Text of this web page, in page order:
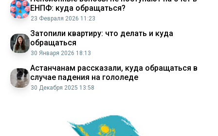
ЕНПФ: куда обращаться?
23 Февраля 2026 11:23
Затопили квартиру: что делать и куда
обращаться
30 Января 2026 18:13
Астанчанам рассказали, куда обращаться в
случае падения на гололеде
30 Декабря 2025 13:58